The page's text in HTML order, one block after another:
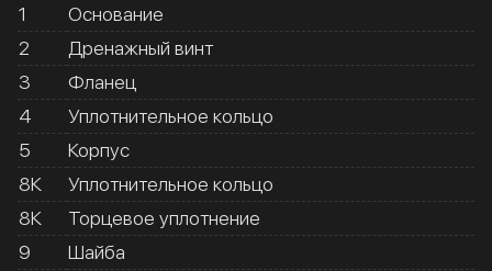
1
Основание
2
Дренажный винт
3
Фланец
4
Уплотнительное кольцо
5
Корпус
8К
Уплотнительное кольцо
8К
Торцевое уплотнение
9
Шайба